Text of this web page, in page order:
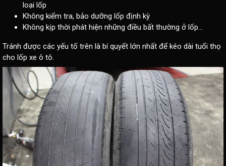
loại lốp
Không kiểm tra, bảo dưỡng lốp định kỳ
Không kịp thời phát hiện những điều bất thường ở lốp…
Tránh được các yếu tố trên là bí quyết lớn nhất để kéo dài tuổi thọ
cho lốp xe ô tô.